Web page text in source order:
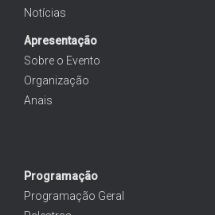
Notícias
Apresentação
Sobre o Evento
Organização
Anais
Programação
Programação Geral